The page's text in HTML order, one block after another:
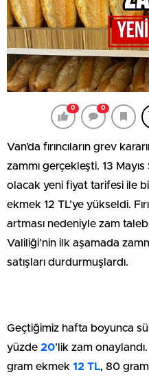
0 0
Van’da fırıncıların grev
zammı gerçekleşti. 13
olacak yeni fiyat tarifesi ile
ekmek 12 TL’ye yükseldi.
artması nedeniyle zam
Valiliği’nin ilk aşamada
satışları durdurmuşlardı.
Geçtiğimiz hafta boyunca
yüzde 20’lik zam
gram ekmek 12 TL, 80